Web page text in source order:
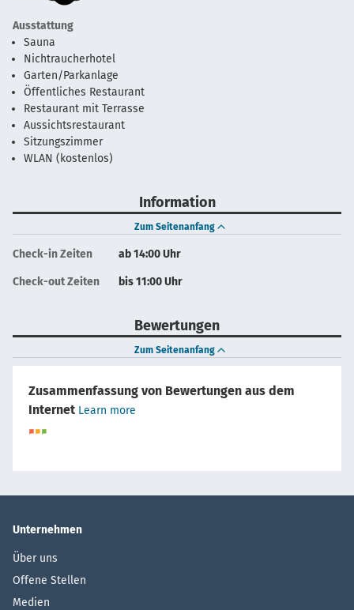
Ausstattung
Sauna
Nichtraucherhotel
Garten/Parkanlage
Öffentliches Restaurant
Restaurant mit Terrasse
Aussichtsrestaurant
Sitzungszimmer
WLAN (kostenlos)
Information
Zum Seitenanfang
Check-in Zeiten ab 14:00 Uhr
Check-out Zeiten bis 11:00 Uhr
Bewertungen
Zum Seitenanfang
Zusammenfassung von Bewertungen aus dem
Internet Learn more
Unternehmen
Über uns
Offene Stellen
Medien